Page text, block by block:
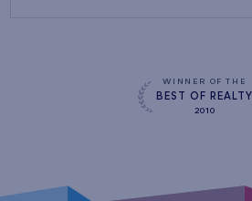
WINNER OF THE
BEST OF REALTY
2010